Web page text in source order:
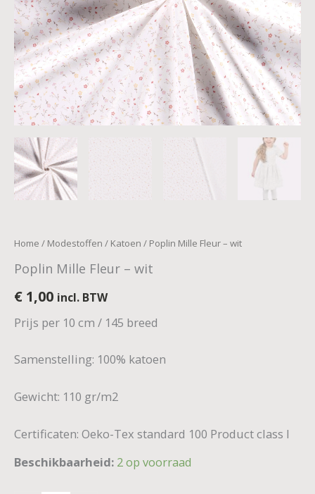
Home / Modestoffen / Katoen / Poplin Mille Fleur – wit
Poplin Mille Fleur – wit
€ 1,00 incl. BTW
Prijs per 10 cm / 145 breed
Samenstelling: 100% katoen
Gewicht: 110 gr/m2
Certificaten: Oeko-Tex standard 100 Product class I
Beschikbaarheid: 2 op voorraad